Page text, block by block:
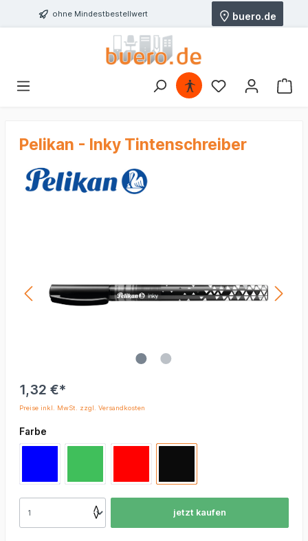
ohne Mindestbestellwert buero.de
Pelikan - Inky Tintenschreiber
1,32 €*
Preise inkl. MwSt. zzgl. Versandkosten
Farbe
jetzt kaufen